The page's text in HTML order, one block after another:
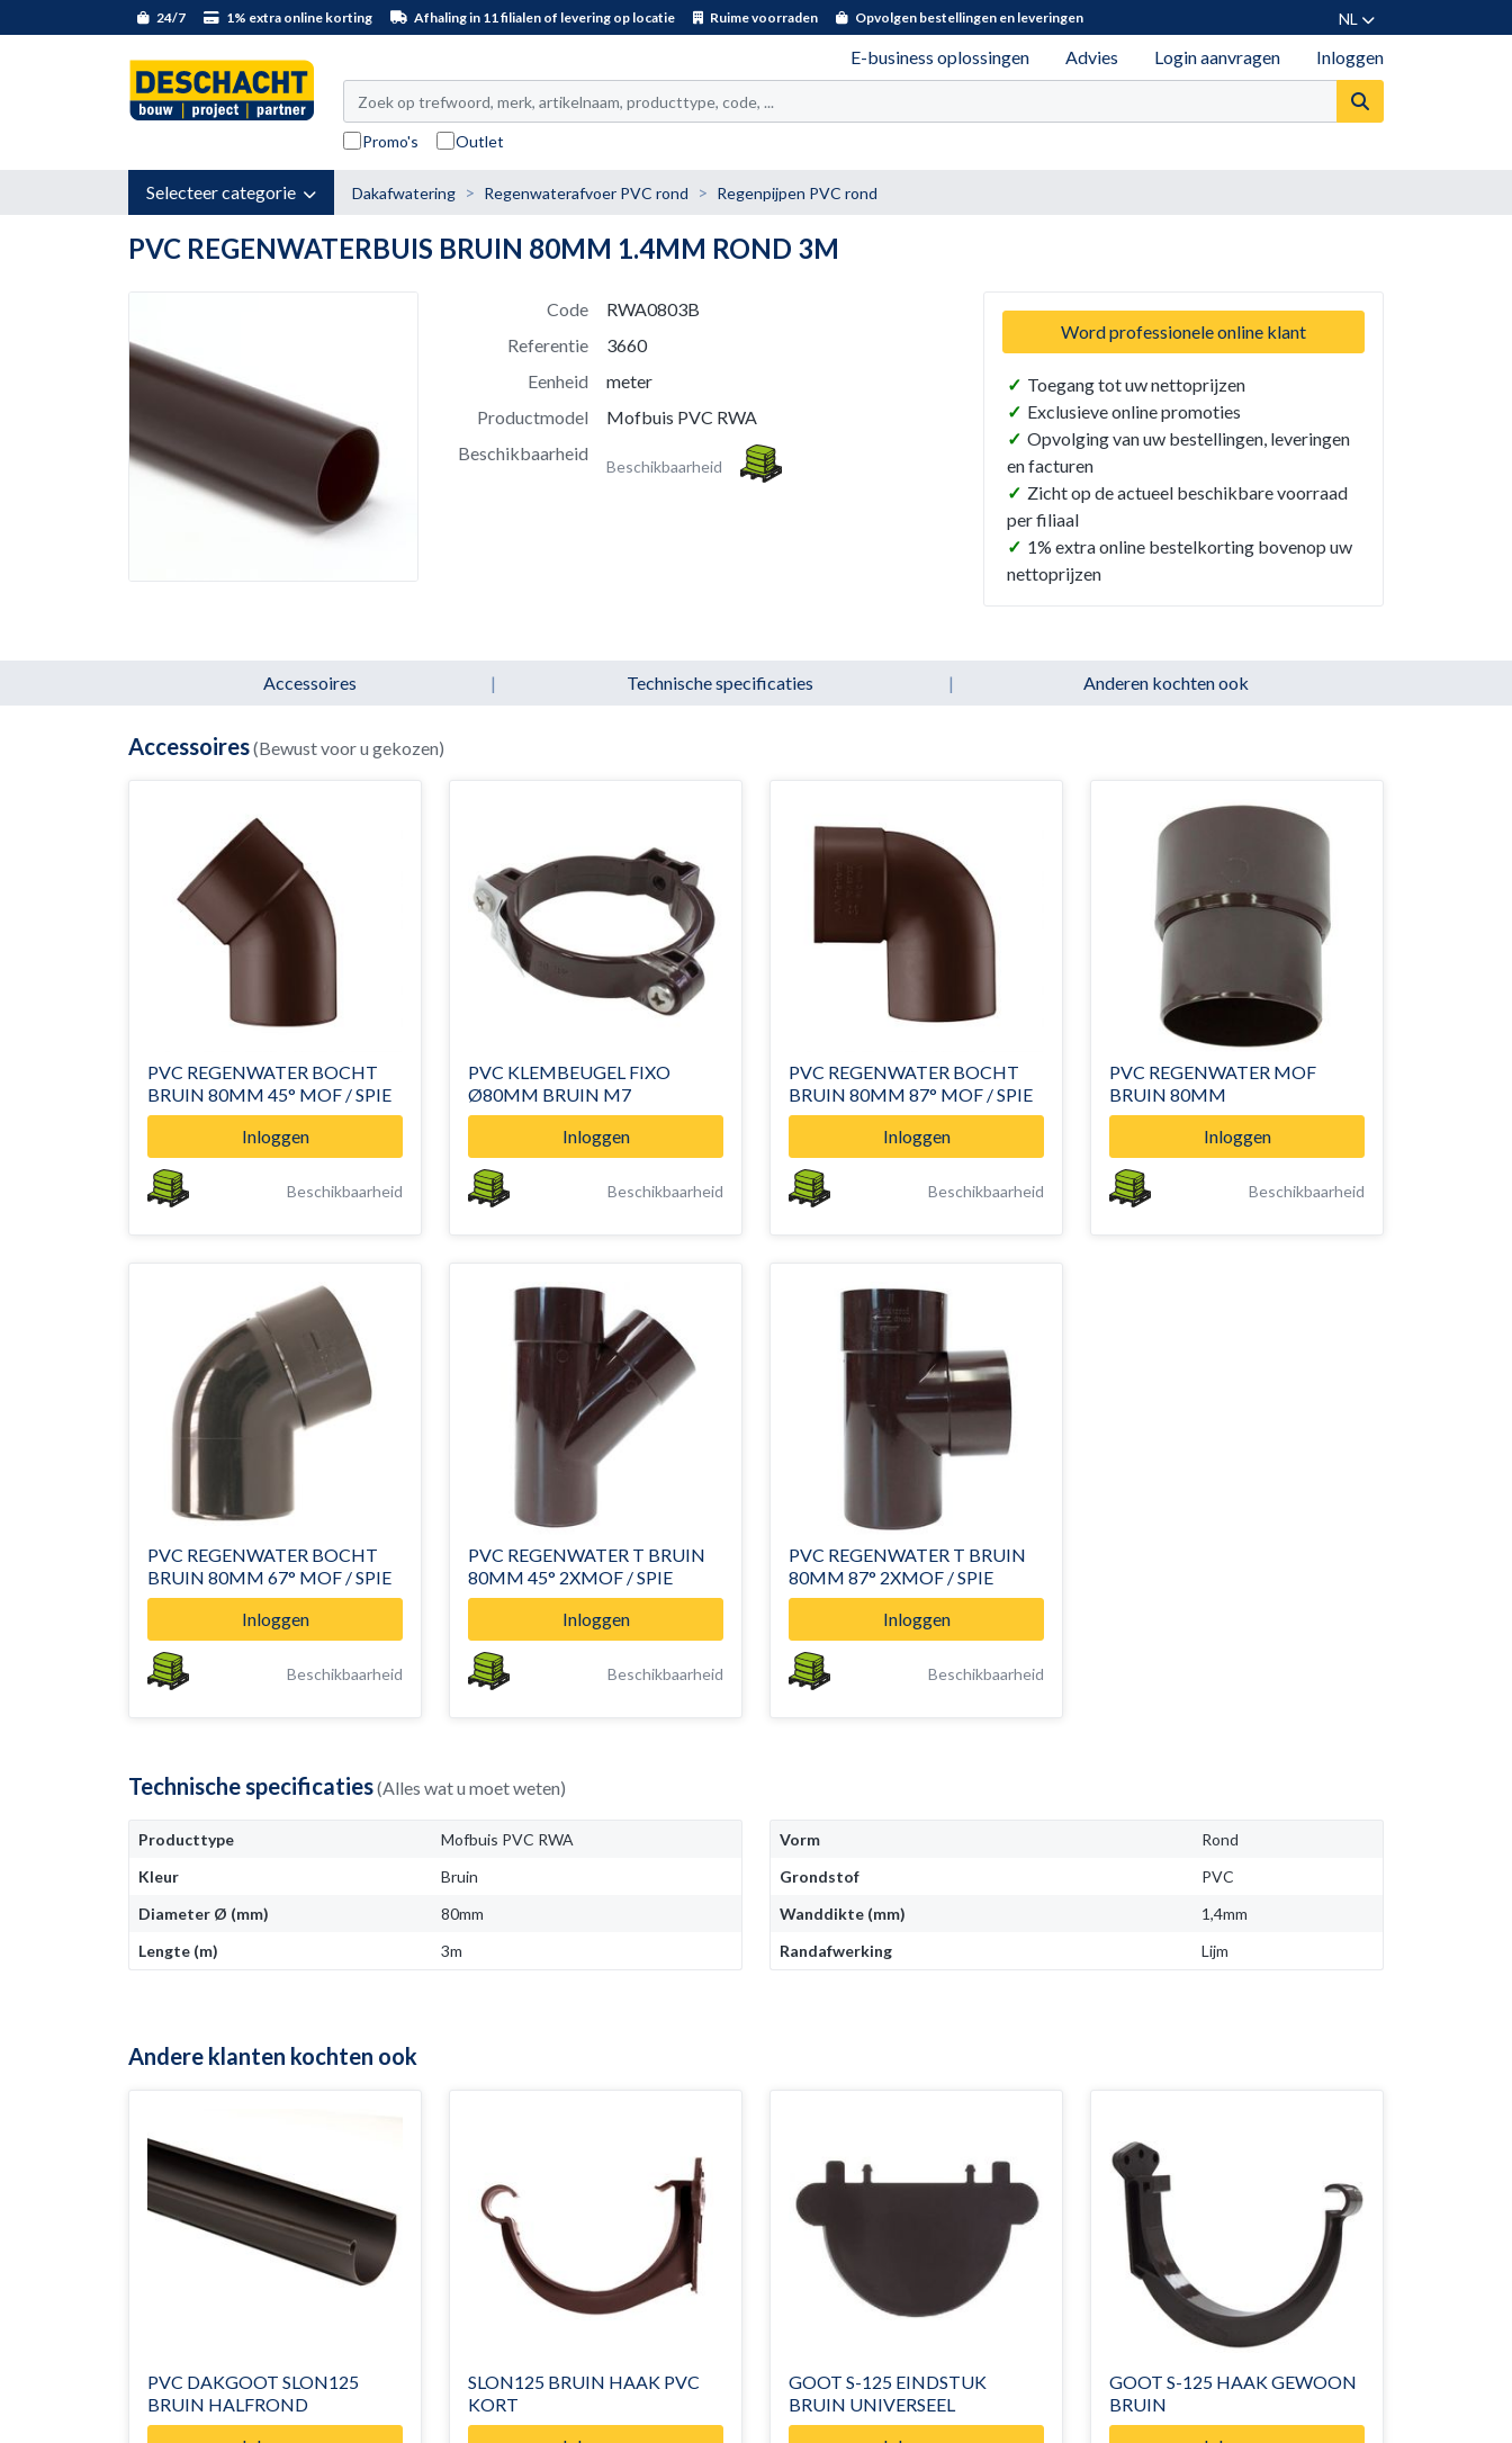
24/7 1% extra online korting Afhaling in 11 filialen of levering op locatie Ruime voorraden Opvolgen bestellingen en leveringen NL
E-business oplossingen Advies Login aanvragen Inloggen
Promo's Outlet
Selecteer categorie Dakafwatering Regenwaterafvoer PVC rond Regenpijpen PVC rond
PVC REGENWATERBUIS BRUIN 80MM 1.4MM ROND 3M
Code
RWA0803B
Referentie
3660
Eenheid
meter
Productmodel
Mofbuis PVC RWA
Beschikbaarheid
Beschikbaarheid
Word professionele online klant
✓ Toegang tot uw nettoprijzen
✓ Exclusieve online promoties
✓ Opvolging van uw bestellingen, leveringen
en facturen
✓ Zicht op de actueel beschikbare voorraad
per filiaal
✓ 1% extra online bestelkorting bovenop uw
nettoprijzen
Accessoires | Technische specificaties | Anderen kochten ook
Accessoires(Bewust voor u gekozen)
PVC REGENWATER BOCHT
BRUIN 80MM 45° MOF / SPIE
Inloggen
Beschikbaarheid
PVC KLEMBEUGEL FIXO
Ø80MM BRUIN M7
Inloggen
Beschikbaarheid
PVC REGENWATER BOCHT
BRUIN 80MM 87° MOF / SPIE
Inloggen
Beschikbaarheid
PVC REGENWATER MOF
BRUIN 80MM
Inloggen
Beschikbaarheid
PVC REGENWATER BOCHT
BRUIN 80MM 67° MOF / SPIE
Inloggen
Beschikbaarheid
PVC REGENWATER T BRUIN
80MM 45° 2XMOF / SPIE
Inloggen
Beschikbaarheid
PVC REGENWATER T BRUIN
80MM 87° 2XMOF / SPIE
Inloggen
Beschikbaarheid
Technische specificaties(Alles wat u moet weten)
Producttype
Mofbuis PVC RWA
Kleur
Bruin
Diameter Ø (mm)
80mm
Lengte (m)
3m
Vorm
Rond
Grondstof
PVC
Wanddikte (mm)
1,4mm
Randafwerking
Lijm
Andere klanten kochten ook
PVC DAKGOOT SLON125
BRUIN HALFROND
SLON125 BRUIN HAAK PVC
KORT
GOOT S-125 EINDSTUK
BRUIN UNIVERSEEL
GOOT S-125 HAAK GEWOON
BRUIN